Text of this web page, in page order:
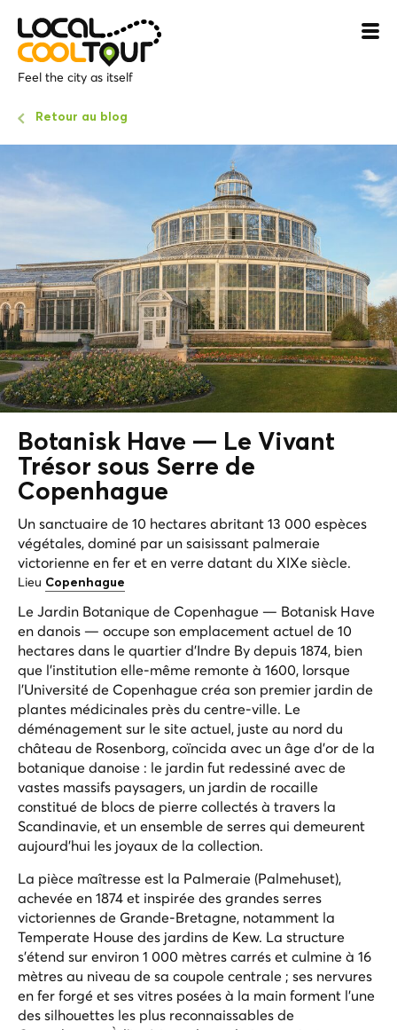
Feel the city as itself
Retour au blog
Botanisk Have — Le Vivant
Trésor sous Serre de
Copenhague
Un sanctuaire de 10 hectares abritant 13 000 espèces
végétales, dominé par un saisissant palmeraie
victorienne en fer et en verre datant du XIXe siècle.
Lieu Copenhague
Le Jardin Botanique de Copenhague — Botanisk Have
en danois — occupe son emplacement actuel de 10
hectares dans le quartier d'Indre By depuis 1874, bien
que l'institution elle-même remonte à 1600, lorsque
l'Université de Copenhague créa son premier jardin de
plantes médicinales près du centre-ville. Le
déménagement sur le site actuel, juste au nord du
château de Rosenborg, coïncida avec un âge d'or de la
botanique danoise : le jardin fut redessiné avec de
vastes massifs paysagers, un jardin de rocaille
constitué de blocs de pierre collectés à travers la
Scandinavie, et un ensemble de serres qui demeurent
aujourd'hui les joyaux de la collection.
La pièce maîtresse est la Palmeraie (Palmehuset),
achevée en 1874 et inspirée des grandes serres
victoriennes de Grande-Bretagne, notamment la
Temperate House des jardins de Kew. La structure
s'étend sur environ 1 000 mètres carrés et culmine à 16
mètres au niveau de sa coupole centrale ; ses nervures
en fer forgé et ses vitres posées à la main forment l'une
des silhouettes les plus reconnaissables de